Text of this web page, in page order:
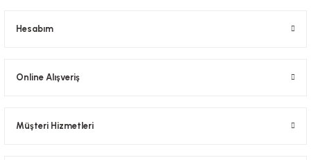
446,40 TL
Hesabım
Online Alışveriş
Müşteri Hizmetleri